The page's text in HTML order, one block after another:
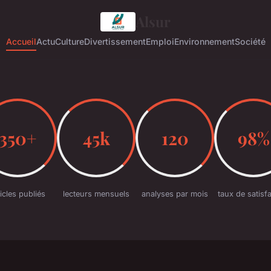
AccueilActuCultureDivertissementEmploiEnvironnementSociété
publiés
45k
lecteurs mensuels
120
analyses par mois
98%
taux de